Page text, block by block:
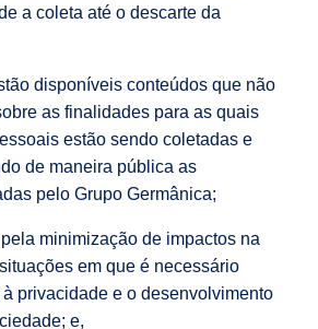
a coleta até o descarte da
disponíveis conteúdos que não
as finalidades para as quais
estão sendo coletadas e
de maneira pública as
pelo Grupo Germânica;
minimização de impactos na
em que é necessário
privacidade e o desenvolvimento
e,